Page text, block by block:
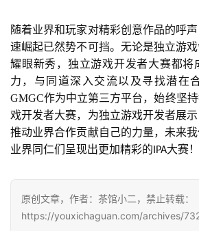
7
月
3
0
茶
随着业界和玩家对精彩创意作品的呼
速崛起已然势不可挡。无论是独立游
耀眼新秀，独立游戏开发者大赛都将
力，与同道深入交流以及寻找潜在
GMGC作为中立第三方平台，始终坚
戏开发者大赛，为独立游戏开发者展
推动业界合作贡献自己的力量，未来
业界同仁们呈现出更加精彩的IPA大赛！
原创文章，作者：茶馆小二，禁止转载：
https://youxichaguan.com/archives/